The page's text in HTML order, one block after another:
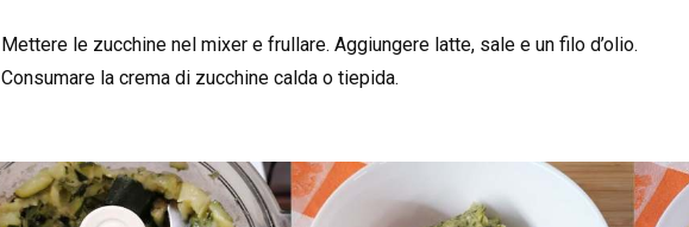
Mettere le zucchine nel mixer e frullare. Aggiungere latte, sale e un filo d’olio.
Consumare la crema di zucchine calda o tiepida.